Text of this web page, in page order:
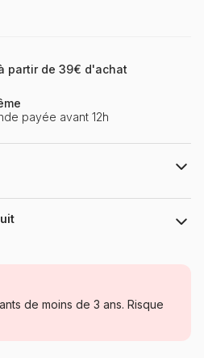
partir de 39€ d'achat
payée avant 12h
Puzzles - Hommes et Femmes
de moins de 3 ans. Risque